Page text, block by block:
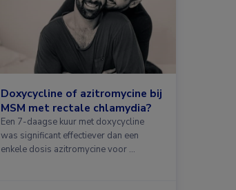
Doxycycline of azitromycine bij
MSM met rectale chlamydia?
Een 7-daagse kuur met doxycycline
was significant effectiever dan een
enkele dosis azitromycine voor …